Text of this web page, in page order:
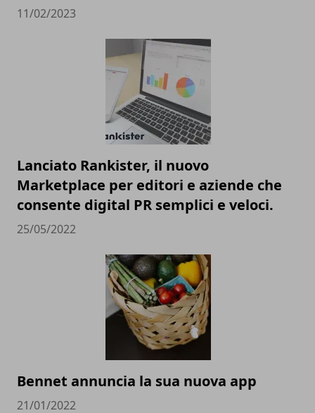
11/02/2023
Lanciato Rankister, il nuovo
Marketplace per editori e aziende che
consente digital PR semplici e veloci.
25/05/2022
Bennet annuncia la sua nuova app
21/01/2022